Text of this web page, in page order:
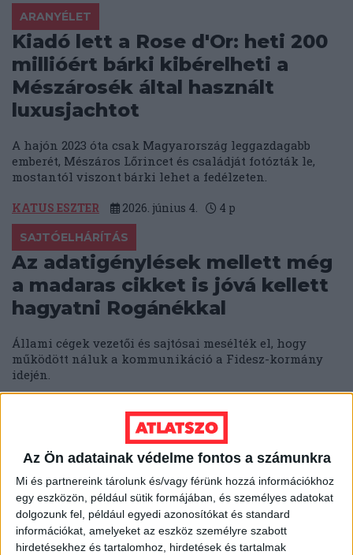
Az Ön adatainak védelme fontos a számunkra
Mi és partnereink tárolunk és/vagy férünk hozzá információkhoz
egy eszközön, például sütik formájában, és személyes adatokat
dolgozunk fel, például egyedi azonosítókat és standard
információkat, amelyeket az eszköz személyre szabott
hirdetésekhez és tartalomhoz, hirdetések és tartalmak
ARANYÉLET
Kiadó lett a Rose d'Or: heti 200
millióért bárki kibérelheti a
Mészárosék által használt
luxusjachtot
A hajón 2023 óta csak Magyarország leggazdagabb
emberét, Mészáros Lőrincet és családját fotózták le,
mostantól viszont bárki lehet a fedélzeten.
KATUS ESZTER 2026. június 4. 4 p
SAJTÓELHÁRÍTÁS
Az adatigénylések mellett még
a madaras cikket is jóvá kellett
hagyatni Rogánékkal
Állami cégek vezetői és sajtósai mesélték el, hogy
működött náluk a kommunikáció a Fidesz-kormány
idején.
A TASZ, a 24.hu, a 444, a WMN
és a Nők Lapja Café újságírói
kapták idén a Szegénységről
méltósággal sajtódíjat